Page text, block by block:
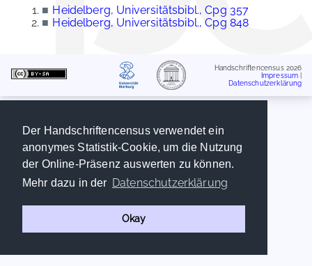
Der Handschriftencensus verwendet ein
anonymes Statistik-Cookie, um die Nutzung
der Online-Präsenz auswerten zu können.
Mehr dazu in der Datenschutzerklärung
Okay
■ Heidelberg, Universitätsbibl., Cpg 357
■ Heidelberg, Universitätsbibl., Cpg 848
Handschriftencensus 2026
Impressum
Datenschutzerklärung